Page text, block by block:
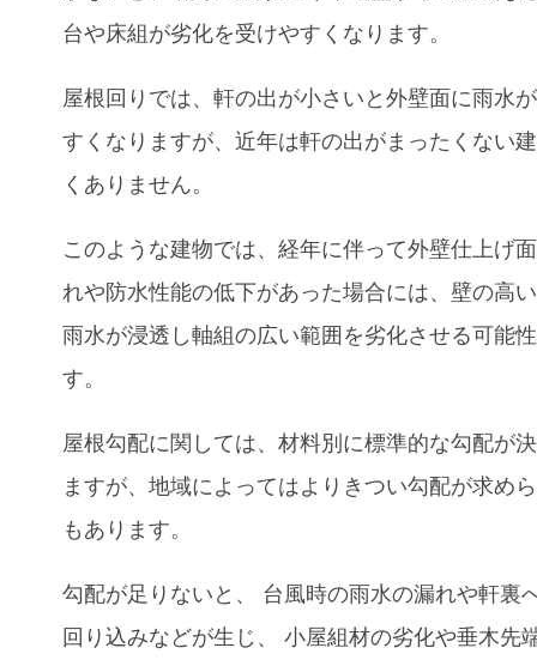
台や床組が劣化を受けやすくなります。
屋根回りでは、軒の出が小さいと外壁面に雨水
すくなりますが、近年は軒の出がまったくない
くありません。
このような建物では、経年に伴って外壁仕上げ
れや防水性能の低下があった場合には、壁の高
雨水が浸透し軸組の広い範囲を劣化させる可能
す。
屋根勾配に関しては、材料別に標準的な勾配が
ますが、地域によってはよりきつい勾配が求め
もあります。
勾配が足りないと 、 台風時の雨水の漏れや軒裏
回り込みなどが生じ、 小屋組材の劣化や垂木先